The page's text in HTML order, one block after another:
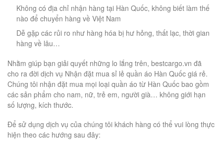
Không có địa chỉ nhận hàng tại Hàn Quốc, không biết làm thế
nào để chuyển hàng về Việt Nam
Dễ gặp các rủi ro như hàng hóa bị hư hỏng, thất lạc, thời gian
hàng về lâu…
Nhằm giúp bạn giải quyết những lo lắng trên, bestcargo.vn đã
cho ra đời dịch vụ Nhận đặt mua sỉ lẻ quần áo Hàn Quốc giá rẻ.
Chúng tôi nhận đặt mua mọi loại quần áo từ Hàn Quốc bao gồm
các sản phẩm cho nam, nữ, trẻ em, người già… không giới hạn
số lượng, kích thước.
Để sử dụng dịch vụ của chúng tôi khách hàng có thể vui lòng thực
hiện theo các hướng sau đây: